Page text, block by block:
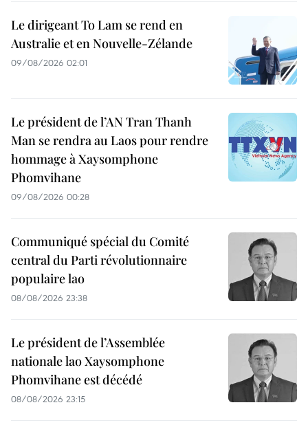
Le dirigeant To Lam se rend en
Australie et en Nouvelle-Zélande
09/08/2026 02:01
Le président de l’AN Tran Thanh
Man se rendra au Laos pour rendre
hommage à Xaysomphone
Phomvihane
09/08/2026 00:28
Communiqué spécial du Comité
central du Parti révolutionnaire
populaire lao
08/08/2026 23:38
Le président de l’Assemblée
nationale lao Xaysomphone
Phomvihane est décédé
08/08/2026 23:15